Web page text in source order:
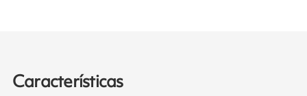
Características